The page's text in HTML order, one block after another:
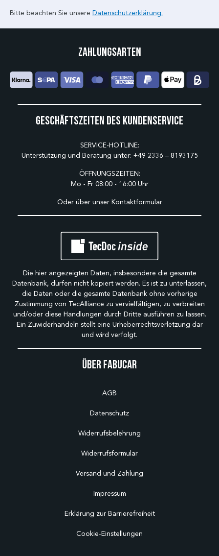
Bitte beachten Sie unsere Datenschutzerklärung.
Über Fabucar
AGB
Datenschutz
Widerrufsbelehrung
Widerrufsformular
Versand und Zahlung
Impressum
Erklärung zur Barrierefreiheit
Cookie-Einstellungen
Geschäftszeiten des Kundenservice
SERVICE-HOTLINE:
Unterstützung und Beratung unter: +49 2336 – 8193175
ÖFFNUNGSZEITEN:
Mo - Fr 08:00 - 16:00 Uhr
Oder über unser Kontaktformular
Zahlungsarten
Die hier angezeigten Daten, insbesondere die gesamte
Datenbank, dürfen nicht kopiert werden. Es ist zu unterlassen,
die Daten oder die gesamte Datenbank ohne vorherige
Zustimmung von TecAlliance zu vervielfältigen, zu verbreiten
und/oder diese Handlungen durch Dritte ausführen zu lassen.
Ein Zuwiderhandeln stellt eine Urheberrechtsverletzung dar
und wird verfolgt.